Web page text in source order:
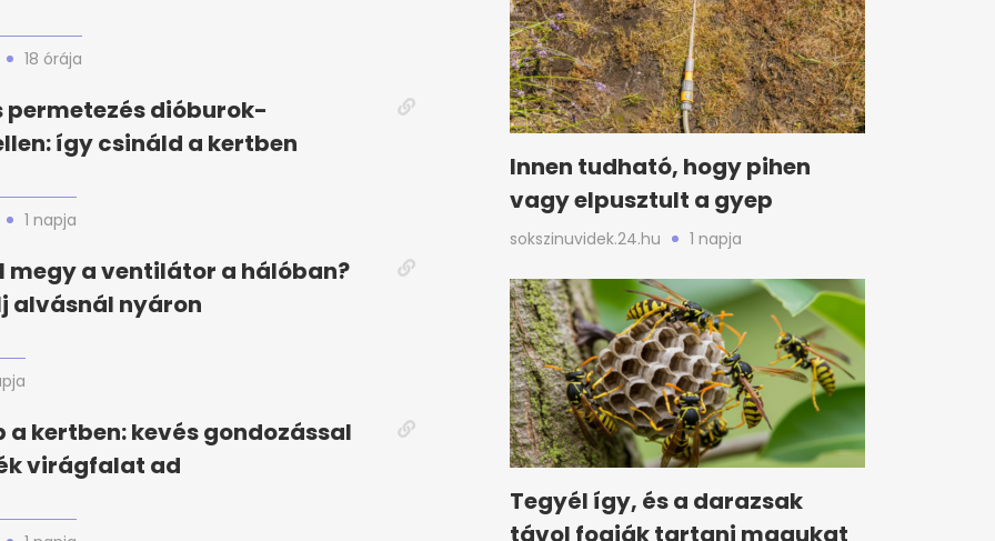
18 órája
permetezés dióburok-
így csináld a kertben
1 napja
megy a ventilátor a hálóban?
alvásnál nyáron
a kertben: kevés gondozással
virágfalat ad
Innen tudható, hogy pihen
vagy elpusztult a gyep
sokszinuvidek.24.hu 1 napja
Tegyél így, és a darazsak
távol fogják tartani magukat